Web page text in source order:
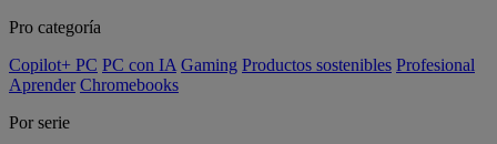
Pro categoría
Copilot+ PC PC con IA Gaming Productos sostenibles Profesional
Aprender Chromebooks
Por serie